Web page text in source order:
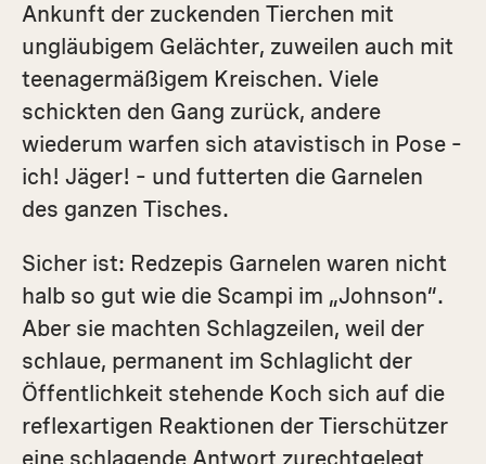
Ankunft der zuckenden Tierchen mit
ungläubigem Gelächter, zuweilen auch mit
teenagermäßigem Kreischen. Viele
schickten den Gang zurück, andere
wiederum warfen sich atavistisch in Pose –
ich! Jäger! – und futterten die Garnelen
des ganzen Tisches.
Sicher ist: Redzepis Garnelen waren nicht
halb so gut wie die Scampi im „Johnson“.
Aber sie machten Schlagzeilen, weil der
schlaue, permanent im Schlaglicht der
Öffentlichkeit stehende Koch sich auf die
reflexartigen Reaktionen der Tierschützer
eine schlagende Antwort zurechtgelegt